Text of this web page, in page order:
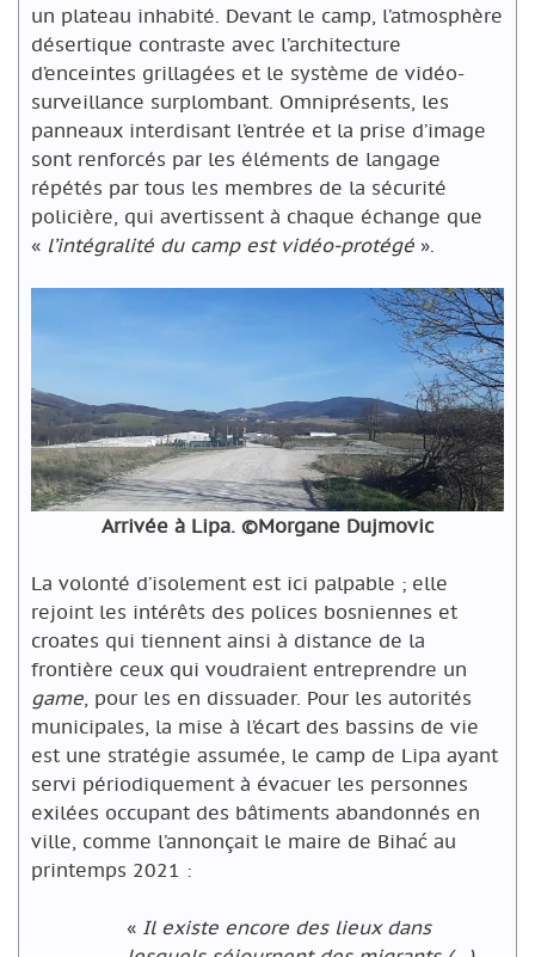
un plateau inhabité. Devant le camp, l’atmosphère
désertique contraste avec l’architecture
d’enceintes grillagées et le système de vidéo-
surveillance surplombant. Omniprésents, les
panneaux interdisant l’entrée et la prise d’image
sont renforcés par les éléments de langage
répétés par tous les membres de la sécurité
policière, qui avertissent à chaque échange que
« l’intégralité du camp est vidéo-protégé».
Arrivée à Lipa. ©Morgane Dujmovic
La volonté d’isolement est ici palpable ; elle
rejoint les intérêts des polices bosniennes et
croates qui tiennent ainsi à distance de la
frontière ceux qui voudraient entreprendre un
game, pour les en dissuader. Pour les autorités
municipales, la mise à l’écart des bassins de vie
est une stratégie assumée, le camp de Lipa ayant
servi périodiquement à évacuer les personnes
exilées occupant des bâtiments abandonnés en
ville, comme l’annonçait le maire de Bihać au
printemps 2021 :
« Il existe encore des lieux dans